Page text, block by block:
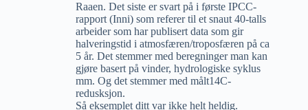
Raaen. Det siste er svart på i første IPCC-
rapport (Inni) som referer til et snaut 40-talls
arbeider som har publisert data som gir
halveringstid i atmosfæren/troposfæren på ca
5 år. Det stemmer med beregninger man kan
gjøre basert på vinder, hydrologiske syklus
mm. Og det stemmer med målt14C-
redusksjon.
Så eksemplet ditt var ikke helt heldig.